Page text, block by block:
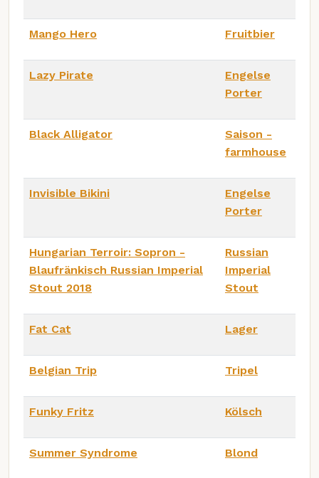
Mango Hero Fruitbier
Lazy Pirate
Engelse
Porter
Black Alligator
Saison -
farmhouse
Invisible Bikini
Engelse
Porter
Hungarian Terroir: Sopron -
Blaufränkisch Russian Imperial
Stout 2018
Russian
Imperial
Stout
Fat Cat Lager
Belgian Trip Tripel
Funky Fritz Kölsch
Summer Syndrome Blond